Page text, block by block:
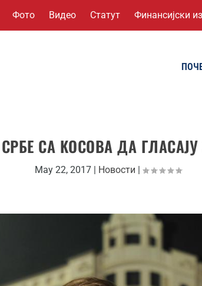
Фото Видео Статут Финансијски
СА KОСОВА ДА
May 22, 2017 | Новости |